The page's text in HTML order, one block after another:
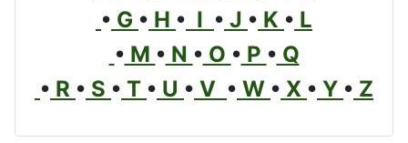
• G • H • I • J • K • L
• M • N • O • P • Q
• R • S • T • U • V • W • X • Y • Z